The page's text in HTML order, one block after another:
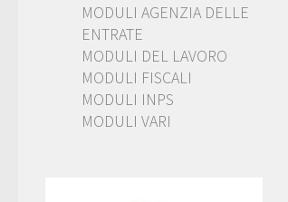
MODULI AGENZIA DELLE
ENTRATE
MODULI DEL LAVORO
MODULI FISCALI
MODULI INPS
MODULI VARI